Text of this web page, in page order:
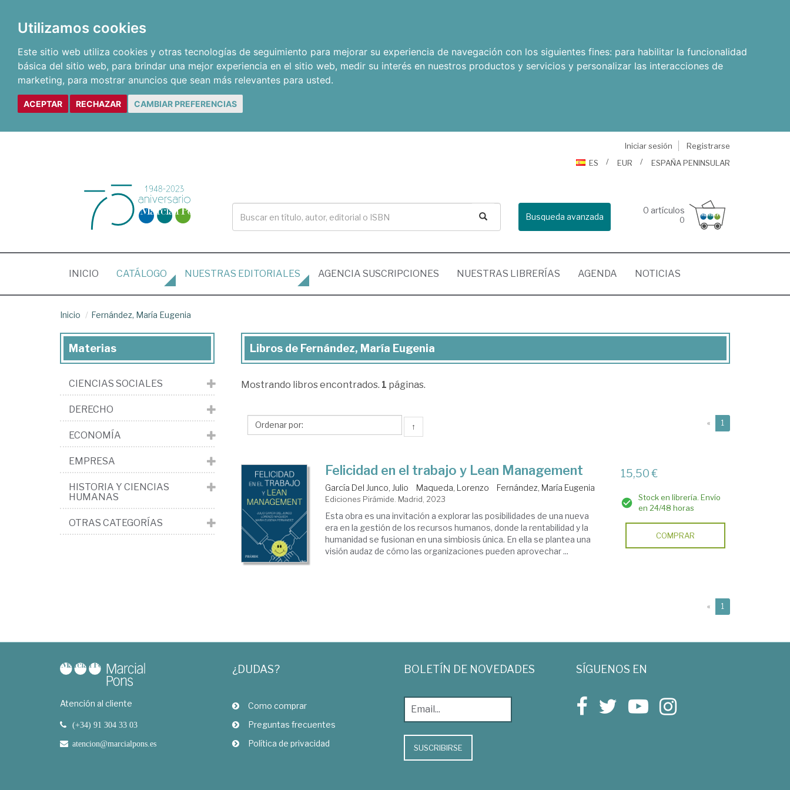
Utilizamos cookies
Este sitio web utiliza cookies y otras tecnologías de seguimiento para mejorar su experiencia de navegación con los siguientes fines: para habilitar la funcionalidad
básica del sitio web, para brindar una mejor experiencia en el sitio web, medir su interés en nuestros productos y servicios y personalizar las interacciones de
marketing, para mostrar anuncios que sean más relevantes para usted.
ACEPTAR RECHAZAR CAMBIAR PREFERENCIAS
Iniciar sesión
Registrarse
ES
EUR ESPAÑA PENINSULAR
Busqueda avanzada
0 artículos
0
INICIO (CURRENT)
CATÁLOGO NUESTRAS EDITORIALES AGENCIA SUSCRIPCIONES NUESTRAS LIBRERÍAS AGENDA NOTICIAS
Inicio Fernández, María Eugenia
Libros
Fernández,
Eugenia
Libros de Fernández, María Eugenia
Mostrando libros encontrados. 1 páginas.
↑ « 1
Felicidad en el trabajo y Lean Management
García Del Junco, Julio Maqueda, Lorenzo Fernández, María Eugenia
Ediciones Pirámide. Madrid, 2023
Esta obra es una invitación a explorar las posibilidades de una nueva
era en la gestión de los recursos humanos, donde la rentabilidad y la
humanidad se fusionan en una simbiosis única. En ella se plantea una
visión audaz de cómo las organizaciones pueden aprovechar ...
15,50 €
Stock en librería. Envío
en 24/48 horas
COMPRAR
« 1
Materias
CIENCIAS SOCIALES
DERECHO
ECONOMÍA
EMPRESA
HISTORIA Y CIENCIAS
HUMANAS
OTRAS CATEGORÍAS
Atención al cliente
(+34) 91 304 33 03
atencion@marcialpons.es
¿DUDAS?
Como comprar
Preguntas frecuentes
Política de privacidad
BOLETÍN DE NOVEDADES
SUSCRIBIRSE
SÍGUENOS EN